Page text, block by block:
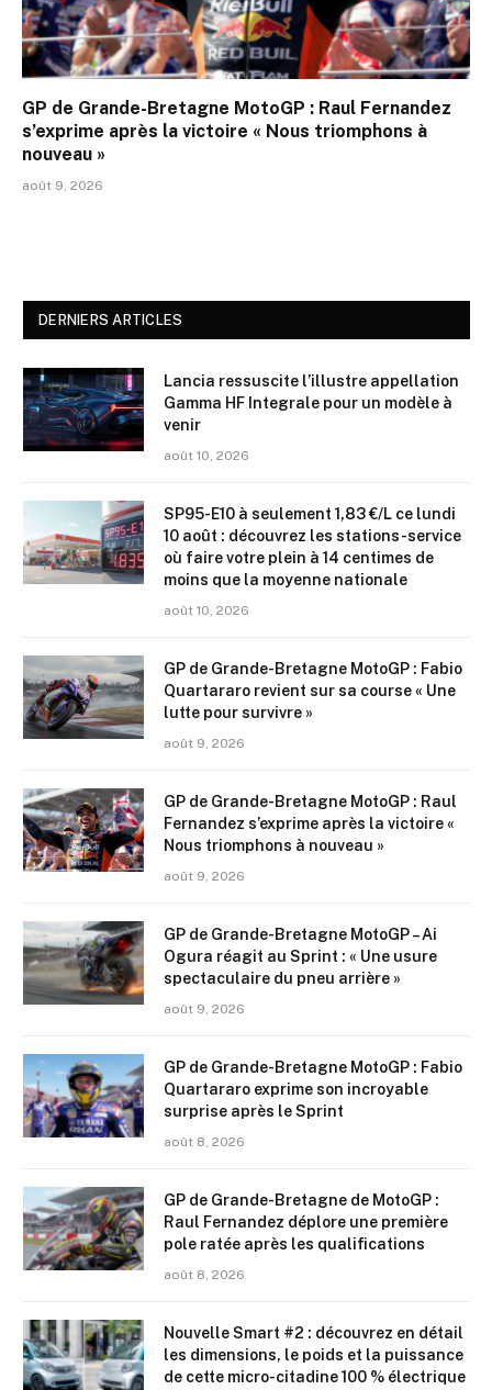
GP de Grande-Bretagne MotoGP : Raul Fernandez
s’exprime après la victoire « Nous triomphons à
nouveau »
août 9, 2026
DERNIERS ARTICLES
Lancia ressuscite l’illustre appellation
Gamma HF Integrale pour un modèle à
venir
août 10, 2026
SP95-E10 à seulement 1,83 €/L ce lundi
10 août : découvrez les stations-service
où faire votre plein à 14 centimes de
moins que la moyenne nationale
août 10, 2026
GP de Grande-Bretagne MotoGP : Fabio
Quartararo revient sur sa course « Une
lutte pour survivre »
août 9, 2026
GP de Grande-Bretagne MotoGP : Raul
Fernandez s’exprime après la victoire «
Nous triomphons à nouveau »
août 9, 2026
GP de Grande-Bretagne MotoGP – Ai
Ogura réagit au Sprint : « Une usure
spectaculaire du pneu arrière »
août 9, 2026
GP de Grande-Bretagne MotoGP : Fabio
Quartararo exprime son incroyable
surprise après le Sprint
août 8, 2026
GP de Grande-Bretagne de MotoGP :
Raul Fernandez déplore une première
pole ratée après les qualifications
août 8, 2026
Nouvelle Smart #2 : découvrez en détail
les dimensions, le poids et la puissance
de cette micro-citadine 100 % électrique